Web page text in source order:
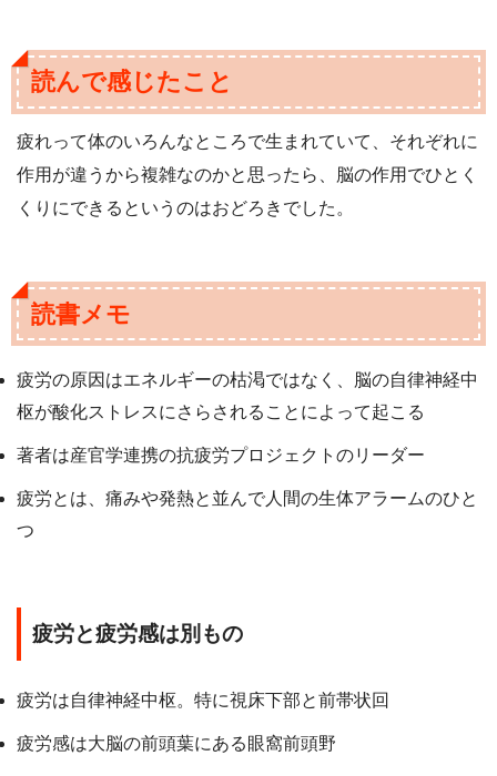
読んで感じたこと
疲れって体のいろんなところで生まれていて、それぞれに
作用が違うから複雑なのかと思ったら、脳の作用でひとく
くりにできるというのはおどろきでした。
読書メモ
疲労の原因はエネルギーの枯渇ではなく、脳の自律神経中
枢が酸化ストレスにさらされることによって起こる
著者は産官学連携の抗疲労プロジェクトのリーダー
疲労とは、痛みや発熱と並んで人間の生体アラームのひと
つ
疲労と疲労感は別もの
疲労は自律神経中枢。特に視床下部と前帯状回
疲労感は大脳の前頭葉にある眼窩前頭野